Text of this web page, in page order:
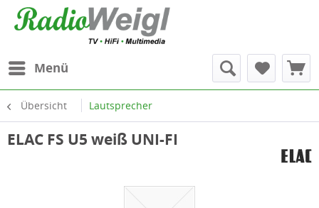
Menü
Übersicht Lautsprecher
ELAC FS U5 weiß UNI-FI